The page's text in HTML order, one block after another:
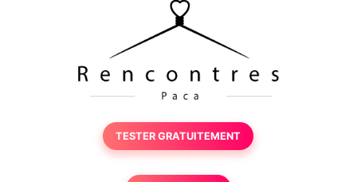
TESTER GRATUITEMENT